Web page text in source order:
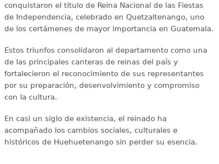
conquistaron el título de Reina Nacional de las Fiestas
de Independencia, celebrado en Quetzaltenango, uno
de los certámenes de mayor importancia en Guatemala.
Estos triunfos consolidaron al departamento como una
de las principales canteras de reinas del país y
fortalecieron el reconocimiento de sus representantes
por su preparación, desenvolvimiento y compromiso
con la cultura.
En casi un siglo de existencia, el reinado ha
acompañado los cambios sociales, culturales e
históricos de Huehuetenango sin perder su esencia.